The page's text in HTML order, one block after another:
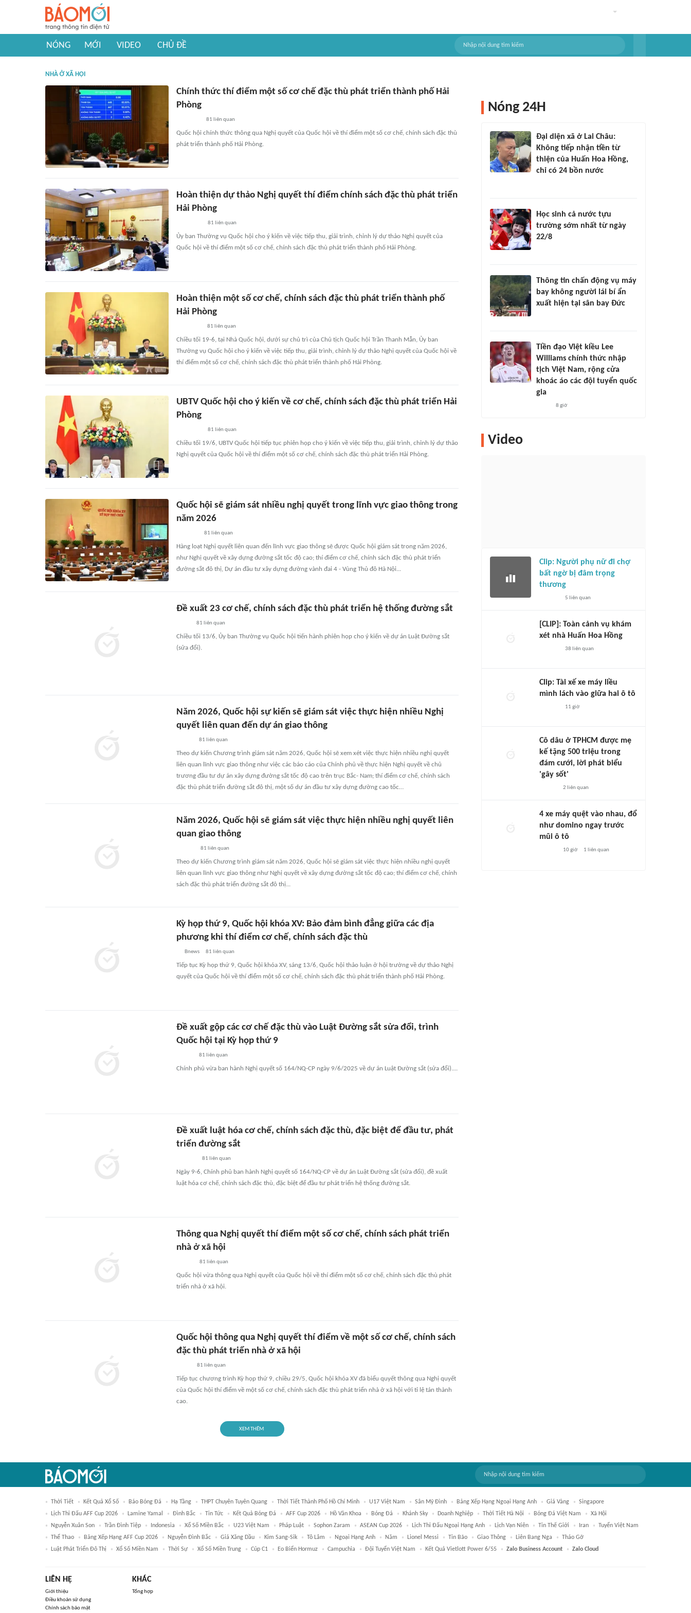
NÓNG MỚI VIDEO CHỦ ĐỀ
NHÀ Ở XÃ HỘI
Chính thức thí điểm một số cơ chế đặc thù phát triển thành phố Hải
Phòng
81 liên quan
Quốc hội chính thức thông qua Nghị quyết của Quốc hội về thí điểm một số cơ chế, chính sách đặc thù
phát triển thành phố Hải Phòng.
Hoàn thiện dự thảo Nghị quyết thí điểm chính sách đặc thù phát triển
Hải Phòng
81 liên quan
Ủy ban Thường vụ Quốc hội cho ý kiến về việc tiếp thu, giải trình, chỉnh lý dự thảo Nghị quyết của
Quốc hội về thí điểm một số cơ chế, chính sách đặc thù phát triển thành phố Hải Phòng.
Hoàn thiện một số cơ chế, chính sách đặc thù phát triển thành phố
Hải Phòng
81 liên quan
Chiều tối 19-6, tại Nhà Quốc hội, dưới sự chủ trì của Chủ tịch Quốc hội Trần Thanh Mẫn, Ủy ban
Thường vụ Quốc hội cho ý kiến về việc tiếp thu, giải trình, chỉnh lý dự thảo Nghị quyết của Quốc hội về
thí điểm một số cơ chế, chính sách đặc thù phát triển thành phố Hải Phòng.
UBTV Quốc hội cho ý kiến về cơ chế, chính sách đặc thù phát triển Hải
Phòng
81 liên quan
Chiều tối 19/6, UBTV Quốc hội tiếp tục phiên họp cho ý kiến về việc tiếp thu, giải trình, chỉnh lý dự thảo
Nghị quyết của Quốc hội về thí điểm một số cơ chế, chính sách đặc thù phát triển Hải Phòng.
Quốc hội sẽ giám sát nhiều nghị quyết trong lĩnh vực giao thông trong
năm 2026
81 liên quan
Hàng loạt Nghị quyết liên quan đến lĩnh vực giao thông sẽ được Quốc hội giám sát trong năm 2026,
như Nghị quyết về xây dựng đường sắt tốc độ cao; thí điểm cơ chế, chính sách đặc thù phát triển
đường sắt đô thị, Dự án đầu tư xây dựng đường vành đai 4 - Vùng Thủ đô Hà Nội...
Đề xuất 23 cơ chế, chính sách đặc thù phát triển hệ thống đường sắt
81 liên quan
Chiều tối 13/6, Ủy ban Thường vụ Quốc hội tiến hành phiên họp cho ý kiến về dự án Luật Đường sắt
(sửa đổi).
Năm 2026, Quốc hội sự kiến sẽ giám sát việc thực hiện nhiều Nghị
quyết liên quan đến dự án giao thông
81 liên quan
Theo dự kiến Chương trình giám sát năm 2026, Quốc hội sẽ xem xét việc thực hiện nhiều nghị quyết
liên quan lĩnh vực giao thông như việc các báo cáo của Chính phủ về thực hiện Nghị quyết về chủ
trương đầu tư dự án xây dựng đường sắt tốc độ cao trên trục Bắc- Nam; thí điểm cơ chế, chính sách
đặc thù phát triển đường sắt đô thị, một số dự án đầu tư xây dựng đường cao tốc…
Năm 2026, Quốc hội sẽ giám sát việc thực hiện nhiều nghị quyết liên
quan giao thông
81 liên quan
Theo dự kiến Chương trình giám sát năm 2026, Quốc hội sẽ giám sát việc thực hiện nhiều nghị quyết
liên quan lĩnh vực giao thông như Nghị quyết về xây dựng đường sắt tốc độ cao; thí điểm cơ chế, chính
sách đặc thù phát triển đường sắt đô thị...
Kỳ họp thứ 9, Quốc hội khóa XV: Bảo đảm bình đẳng giữa các địa
phương khi thí điểm cơ chế, chính sách đặc thù
Bnews 81 liên quan
Tiếp tục Kỳ họp thứ 9, Quốc hội khóa XV, sáng 13/6, Quốc hội thảo luận ở hội trường về dự thảo Nghị
quyết của Quốc hội về thí điểm một số cơ chế, chính sách đặc thù phát triển thành phố Hải Phòng.
Đề xuất gộp các cơ chế đặc thù vào Luật Đường sắt sửa đổi, trình
Quốc hội tại Kỳ họp thứ 9
81 liên quan
Chính phủ vừa ban hành Nghị quyết số 164/NQ-CP ngày 9/6/2025 về dự án Luật Đường sắt (sửa đổi)....
Đề xuất luật hóa cơ chế, chính sách đặc thù, đặc biệt để đầu tư, phát
triển đường sắt
81 liên quan
Ngày 9-6, Chính phủ ban hành Nghị quyết số 164/NQ-CP về dự án Luật Đường sắt (sửa đổi), đề xuất
luật hóa cơ chế, chính sách đặc thù, đặc biệt để đầu tư phát triển hệ thống đường sắt.
Thông qua Nghị quyết thí điểm một số cơ chế, chính sách phát triển
nhà ở xã hội
81 liên quan
Quốc hội vừa thông qua Nghị quyết của Quốc hội về thí điểm một số cơ chế, chính sách đặc thù phát
triển nhà ở xã hội.
Quốc hội thông qua Nghị quyết thí điểm về một số cơ chế, chính sách
đặc thù phát triển nhà ở xã hội
81 liên quan
Tiếp tục chương trình Kỳ họp thứ 9, chiều 29/5, Quốc hội khóa XV đã biểu quyết thông qua Nghị quyết
của Quốc hội thí điểm về một số cơ chế, chính sách đặc thù phát triển nhà ở xã hội với tỉ lệ tán thành
cao.
XEM THÊM
Nóng 24H
Đại diện xã ở Lai Châu:
Không tiếp nhận tiền từ
thiện của Huấn Hoa Hồng,
chỉ có 24 bồn nước
Học sinh cả nước tựu
trường sớm nhất từ ngày
22/8
Thông tin chấn động vụ máy
bay không người lái bí ẩn
xuất hiện tại sân bay Đức
Tiền đạo Việt kiều Lee
Williams chính thức nhập
tịch Việt Nam, rộng cửa
khoác áo các đội tuyển quốc
gia
8 giờ
Video
Clip: Người phụ nữ đi chợ
bất ngờ bị đâm trọng
thương
5 liên quan
[CLIP]: Toàn cảnh vụ khám
xét nhà Huấn Hoa Hồng
38 liên quan
Clip: Tài xế xe máy liều
mình lách vào giữa hai ô tô
11 giờ
Cô dâu ở TPHCM được mẹ
kế tặng 500 triệu trong
đám cưới, lời phát biểu
'gây sốt'
2 liên quan
4 xe máy quệt vào nhau, đổ
như domino ngay trước
mũi ô tô
10 giờ 1 liên quan
Thời Tiết Kết Quả Xổ Số Báo Bóng Đá Hạ Tầng THPT Chuyên Tuyên Quang Thời Tiết Thành Phố Hồ Chí Minh U17 Việt Nam Sân Mỹ Đình Bảng Xếp Hạng Ngoại Hạng Anh Giá Vàng
Singapore
Lịch Thi Đấu AFF Cup 2026
Lamine Yamal Đình Bắc Tin Tức Kết Quả Bóng Đá AFF Cup 2026 Hồ Văn Khoa Bóng Đá Khánh Sky Doanh Nghiệp Thời Tiết Hà Nội Bóng Đá Việt Nam
Xã Hội
Nguyễn Xuân Son
Trần Đình Tiệp Indonesia Xổ Số Miền Bắc U23 Việt Nam Pháp Luật Sophon Zaram ASEAN Cup 2026 Lịch Thi Đấu Ngoại Hạng Anh Lịch Vạn Niên Tin Thế Giới Iran
Tuyển Việt Nam
Thể Thao
Bảng Xếp Hạng AFF Cup 2026 Nguyễn Đình Bắc Giá Xăng Dầu Kim Sang-Sik Tô Lâm Ngoại Hạng Anh Năm Lionel Messi Tin Bão Giao Thông Liên Bang Nga
Tháo Gỡ
Luật Phát Triển Đô Thị
Xổ Số Miền Nam Thời Sự Xổ Số Miền Trung Cúp C1 Eo Biển Hormuz Campuchia Đội Tuyển Việt Nam Kết Quả Vietlott Power 6/55 Zalo Business Account Zalo Cloud
LIÊN HỆ
Giới thiệu
Điều khoản sử dụng
Chính sách bảo mật
KHÁC
Tổng hợp